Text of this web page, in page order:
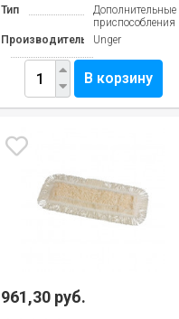
Тип
Дополнительные
приспособления
Производитель
Unger
В корзину
961,30 руб.